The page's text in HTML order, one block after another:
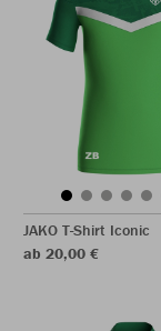
JAKO T-Shirt Iconic
ab 20,00 €